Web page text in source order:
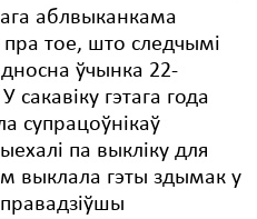
аблвыканкама
пра тое, што следчымі
ўчынка 22-
сакавіку гэтага года
супрацоўнікаў
па выкліку для
выклала гэты здымак у